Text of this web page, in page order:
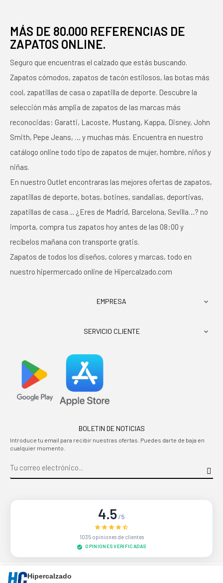
MÁS DE 80.000 REFERENCIAS DE
ZAPATOS ONLINE.
Seguro que encuentras el calzado que estás buscando.
Zapatos cómodos, zapatos de tacón estilosos, las botas más
cool, zapatillas de casa o zapatilla de deporte. Descubre la
selección más amplia de zapatos de las marcas más
reconocidas: Garatti, Lacoste, Mustang, Kappa, Disney, John
Smith, Pepe Jeans, … y muchas más. Encuentra en nuestro
catálogo online todo tipo de zapatos de mujer, hombre, niños y
niñas.
En nuestro Outlet encontraras las mejores ofertas de zapatos,
zapatillas de deporte, botas, botines, sandalias, deportivas,
zapatillas de casa… ¿Eres de Madrid, Barcelona, Sevilla…? no
importa, compra tus zapatos hoy antes de las 08:00 y
recíbelos mañana con transporte gratis.
Zapatos de todos los diseños, colores y marcas, todo en
nuestro hipermercado online de Hipercalzado.com
EMPRESA 
SERVICIO CLIENTE 
BOLETIN DE NOTICIAS
Introduce tu email para recibir nuestras ofertas. Puedes darte de baja en
cualquier momento.
4.5/5
1035 opiniones de clientes
OPINIONES VERIFICADAS
Sitio protegido por reCAPTCHA.
Hipercalzado